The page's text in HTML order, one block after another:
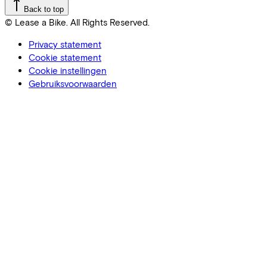
Back to top
© Lease a Bike. All Rights Reserved.
Privacy statement
Cookie statement
Cookie instellingen
Gebruiksvoorwaarden